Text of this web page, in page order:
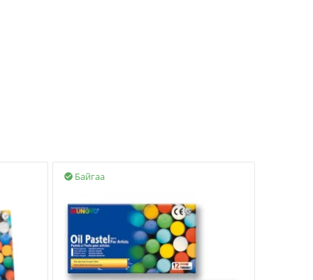
Байгаа
